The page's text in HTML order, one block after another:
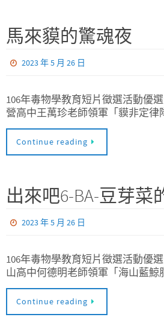
馬來貘的驚魂夜
2023 年 5 月 26 日
106年毒物學教育短片徵選活動優
營高中王萬珍老師領軍「貘非定
Continue reading
出來吧6-BA-豆芽菜
2023 年 5 月 26 日
106年毒物學教育短片徵選活動優
山高中何德明老師領軍「海山藍
Continue reading